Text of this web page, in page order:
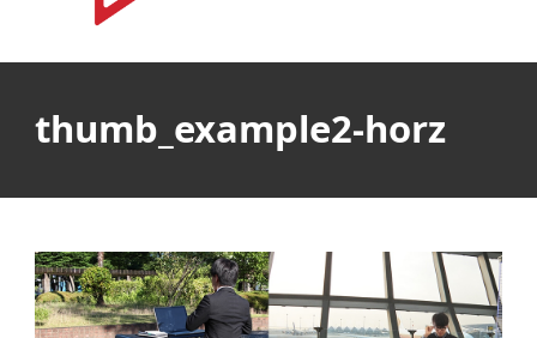
thumb_example2-horz